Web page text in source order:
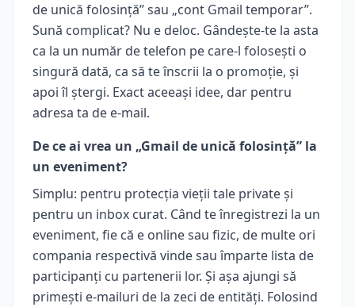
de unică folosință” sau „cont Gmail temporar”.
Sună complicat? Nu e deloc. Gândește-te la asta
ca la un număr de telefon pe care-l folosești o
singură dată, ca să te înscrii la o promoție, și
apoi îl ștergi. Exact aceeași idee, dar pentru
adresa ta de e-mail.
De ce ai vrea un „Gmail de unică folosință” la
un eveniment?
Simplu: pentru protecția vieții tale private și
pentru un inbox curat. Când te înregistrezi la un
eveniment, fie că e online sau fizic, de multe ori
compania respectivă vinde sau împarte lista de
participanți cu partenerii lor. Și așa ajungi să
primești e-mailuri de la zeci de entități. Folosind